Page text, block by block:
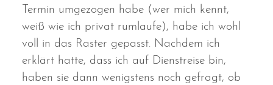
Termin umgezogen habe (wer mich kennt,
weiß wie ich privat rumlaufe), habe ich wohl
voll in das Raster gepasst. Nachdem ich
erklärt hatte, dass ich auf Dienstreise bin,
haben sie dann wenigstens noch gefragt, ob